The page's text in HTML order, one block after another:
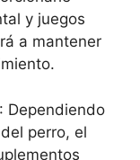
y juegos
a mantener
Dependiendo
perro, el